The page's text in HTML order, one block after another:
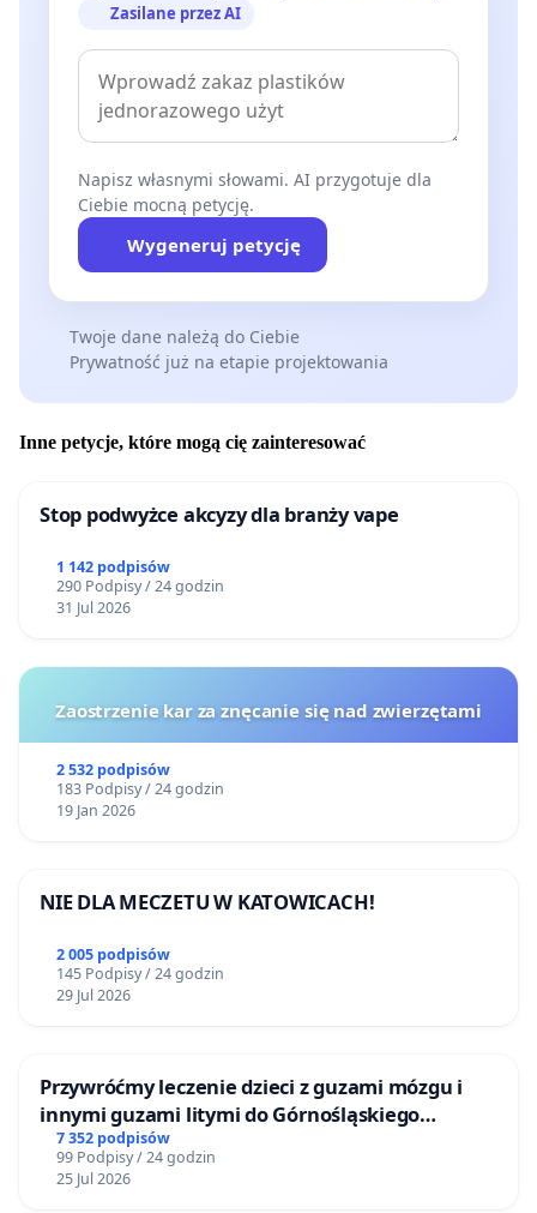
Zasilane przez AI
Napisz własnymi słowami. AI przygotuje dla
Ciebie mocną petycję.
Wygeneruj petycję
Twoje dane należą do Ciebie
Prywatność już na etapie projektowania
Inne petycje, które mogą cię zainteresować
Stop podwyżce akcyzy dla branży vape
1 142 podpisów
290 Podpisy / 24 godzin
31 Jul 2026
Zaostrzenie kar za znęcanie się nad zwierzętami
2 532 podpisów
183 Podpisy / 24 godzin
19 Jan 2026
NIE DLA MECZETU W KATOWICACH!
2 005 podpisów
145 Podpisy / 24 godzin
29 Jul 2026
Przywróćmy leczenie dzieci z guzami mózgu i
innymi guzami litymi do Górnośląskiego
Centrum Zdrowia Dziecka w Katowicach
7 352 podpisów
99 Podpisy / 24 godzin
25 Jul 2026